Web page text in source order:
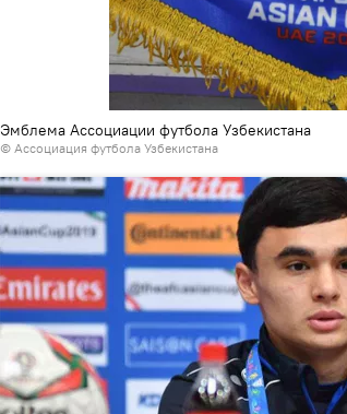
Эмблема Ассоциации футбола Узбекистана
© Ассоциация футбола Узбекистана